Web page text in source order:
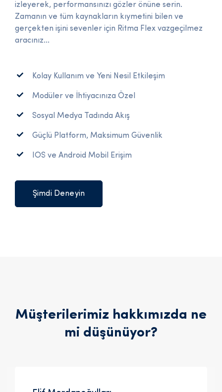
izleyerek, performansınızı gözler önüne serin.
Zamanın ve tüm kaynakların kıymetini bilen ve
gerçekten işini sevenler için Ritma Flex vazgeçilmez
aracınız...
Kolay Kullanım ve Yeni Nesil Etkileşim
Modüler ve İhtiyacınıza Özel
Sosyal Medya Tadında Akış
Güçlü Platform, Maksimum Güvenlik
IOS ve Android Mobil Erişim
Şimdi Deneyin
Müşterilerimiz hakkımızda ne
mi düşünüyor?